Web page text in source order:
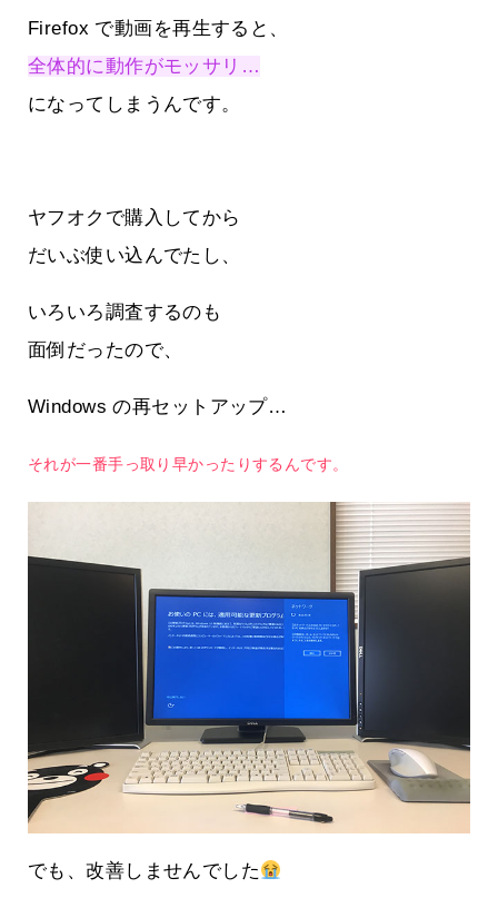
Firefox で動画を再生すると、
全体的に動作がモッサリ…
になってしまうんです。
ヤフオクで購入してから
だいぶ使い込んでたし、
いろいろ調査するのも
面倒だったので、
Windows の再セットアップ…
それが一番手っ取り早かったりするんです。
でも、改善しませんでした